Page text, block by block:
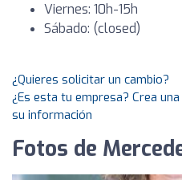
Viernes: 10h-15h
Sábado: (closed)
¿Quieres solicitar un cambio?
¿Es esta tu empresa? Crea
su información
Fotos de